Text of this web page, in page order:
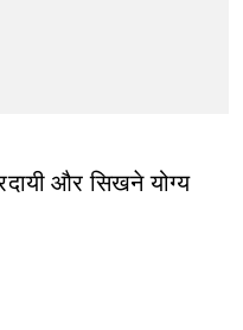
और सिखने योग्य